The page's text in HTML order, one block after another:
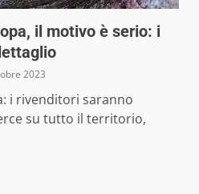
il motivo è serio: i
2023
i rivenditori saranno
su tutto il territorio,